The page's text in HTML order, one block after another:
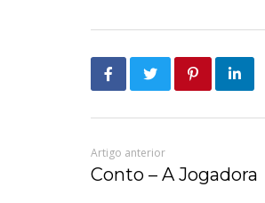
Artigo anterior
Conto – A Jogadora